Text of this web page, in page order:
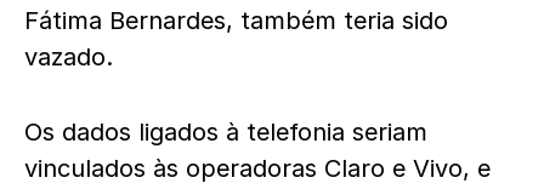
Fátima Bernardes, também teria sido
vazado.
Os dados ligados à telefonia seriam
vinculados às operadoras Claro e Vivo, e